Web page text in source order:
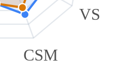
VS
CSM